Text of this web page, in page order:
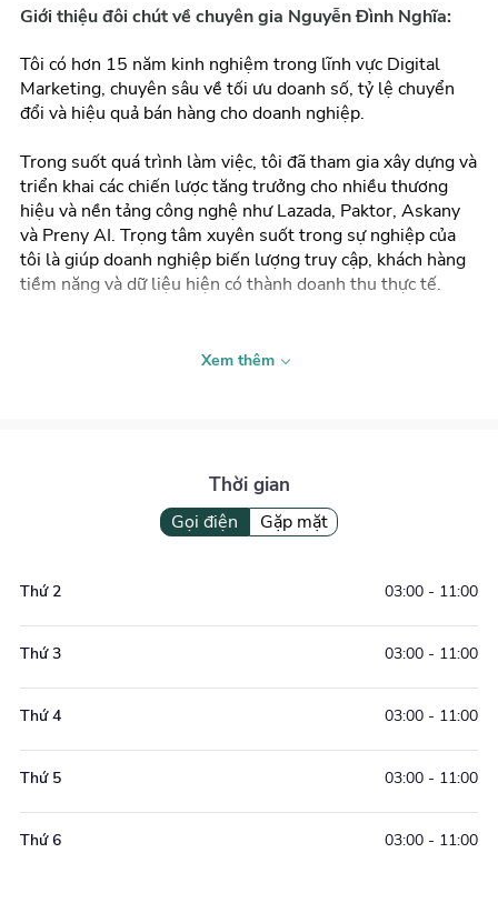
Giới thiệu đôi chút về chuyên gia Nguyễn Đình Nghĩa:
Tôi có hơn 15 năm kinh nghiệm trong lĩnh vực Digital
Marketing, chuyên sâu về tối ưu doanh số, tỷ lệ chuyển
đổi và hiệu quả bán hàng cho doanh nghiệp.
Trong suốt quá trình làm việc, tôi đã tham gia xây dựng và
triển khai các chiến lược tăng trưởng cho nhiều thương
hiệu và nền tảng công nghệ như Lazada, Paktor, Askany
và Preny AI. Trọng tâm xuyên suốt trong sự nghiệp của
tôi là giúp doanh nghiệp biến lượng truy cập, khách hàng
tiềm năng và dữ liệu hiện có thành doanh thu thực tế.
đã thành lập Preny AI với sứ mệnh ứng dụng trí tuệ nhân
doanh làm việc hiệu quả hơn.
Với hơn 15 năm kinh nghiệm tối ưu chuyển đổi và hơn 2
triển khai các giải pháp AI trên toàn bộ hành trình khách
hàng, từ thu hút khách hàng tiềm năng, tư vấn, chăm sóc,
chuyển đổi cho đến duy trì và gia tăng giá trị khách hàng.
AI như một công cụ công nghệ, mà biến AI thành một hệ
thống tăng trưởng doanh thu thực sự.
Xem thêm
Thời gian
Gọi điện Gặp mặt
Thứ 2 03:00 - 11:00
Thứ 3 03:00 - 11:00
Thứ 4 03:00 - 11:00
Thứ 5 03:00 - 11:00
Thứ 6 03:00 - 11:00